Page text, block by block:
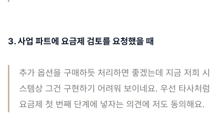
3. 사업 파트에 요금제 검토를 요청했을 때
추가 옵션을 구매하듯 처리하면 좋겠는데 지금 저희 시
스템상 그건 구현하기 어려워 보이네요. 우선 타사처럼
요금제 첫 번째 단계에 넣자는 의견에 저도 동의해요.